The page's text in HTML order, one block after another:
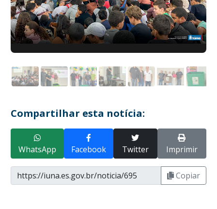
Compartilhar esta notícia:
WhatsApp Facebook Twitter Imprimir
Copiar